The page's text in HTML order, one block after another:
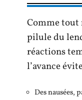
Comme
pilule du
réactions
l’avance
Des nausées,